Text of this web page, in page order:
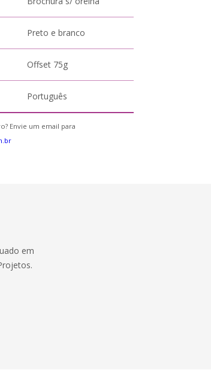
Preto e branco
Offset 75g
Português
Envie um email para
em